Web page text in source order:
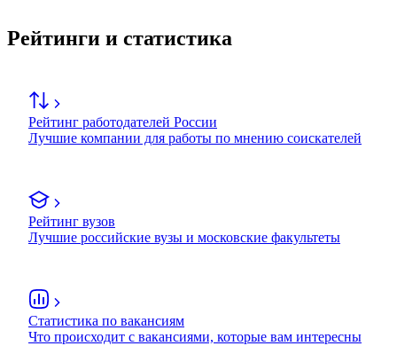
Рейтинги и статистика
Рейтинг работодателей России
Лучшие компании для работы по мнению соискателей
Рейтинг вузов
Лучшие российские вузы и московские факультеты
Статистика по вакансиям
Что происходит с вакансиями, которые вам интересны